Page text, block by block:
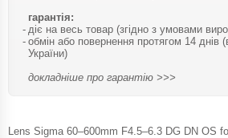
гарантія:
діє на весь товар (згідно з умовами
обмін або повернення протягом 14 днів
України)
докладніше про гарантію >>>
Lens Sigma 60–600mm F4.5–6.3 DG DN OS